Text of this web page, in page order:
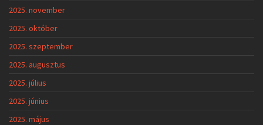
2025. november
2025. október
2025. szeptember
2025. augusztus
2025. július
2025. június
2025. május